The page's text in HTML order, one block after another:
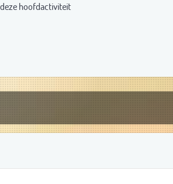
hoofdactiviteit